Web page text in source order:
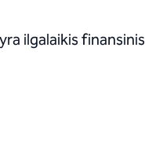
ilgalaikis finansinis